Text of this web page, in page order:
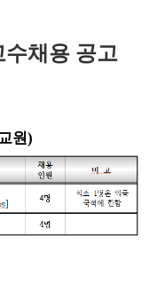
수채용 공고
원)